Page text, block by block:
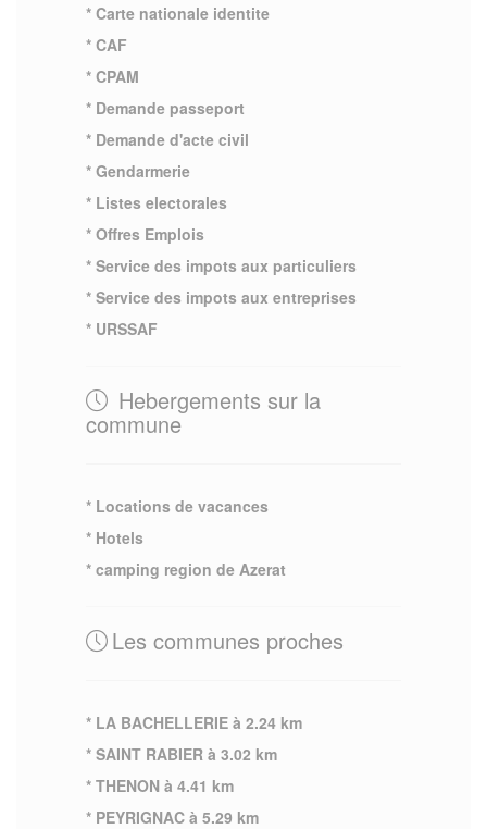
* Carte nationale identite
* CAF
* CPAM
* Demande passeport
* Demande d'acte civil
* Gendarmerie
* Listes electorales
* Offres Emplois
* Service des impots aux particuliers
* Service des impots aux entreprises
* URSSAF
Hebergements sur la
commune
* Locations de vacances
* Hotels
* camping region de Azerat
Les communes proches
* LA BACHELLERIE à 2.24 km
* SAINT RABIER à 3.02 km
* THENON à 4.41 km
* PEYRIGNAC à 5.29 km